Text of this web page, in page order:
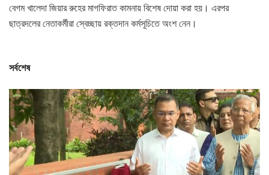
বেগম খালেদা জিয়ার রুহের মাগফিরাত কামনায় বিশেষ দোয়া করা হয়। এরপর
ছাত্রদলের নেতাকর্মীরা স্বেচ্ছায় রক্তদান কর্মসূচিতে অংশ নেন।
সর্বশেষ